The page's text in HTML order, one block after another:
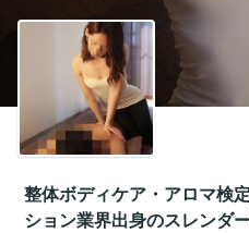
整体ボディケア・アロマ検
ション業界出身のスレンダ